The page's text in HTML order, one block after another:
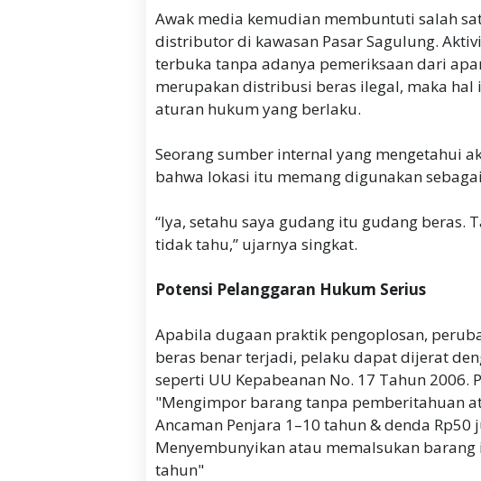
‎Awak media kemudian membuntuti salah
distributor di kawasan Pasar Sagulung.
terbuka tanpa adanya pemeriksaan dari
merupakan distribusi beras ilegal, maka
aturan hukum yang berlaku.
‎Seorang sumber internal yang mengetahui
bahwa lokasi itu memang digunakan
‎“Iya, setahu saya gudang itu gudang beras.
tidak tahu,” ujarnya singkat.
Potensi Pelanggaran Hukum Serius
‎Apabila dugaan praktik pengoplosan,
beras benar terjadi, pelaku dapat dijerat
seperti UU Kepabeanan No. 17 Tahun 2006.
‎"Mengimpor barang tanpa pemberitahuan
Ancaman Penjara 1–10 tahun & denda
Menyembunyikan atau memalsukan
tahun"